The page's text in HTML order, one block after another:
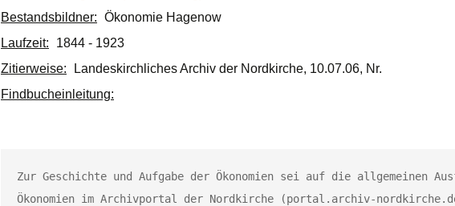
Bestandsbildner: Ökonomie Hagenow
Laufzeit:
1844 - 1923
Zitierweise:
Landeskirchliches Archiv der Nordkirche, 10.07.06, Nr.
Findbucheinleitung:
Zur Geschichte und Aufgabe der Ökonomien sei auf die allgemeinen
Ökonomien im Archivportal der Nordkirche (portal.archiv-